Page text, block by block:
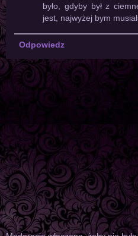
było, gdyby był z
jest, najwyżej bym
Odpowiedz